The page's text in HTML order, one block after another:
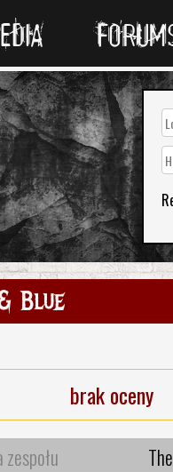
Blue
brak oceny